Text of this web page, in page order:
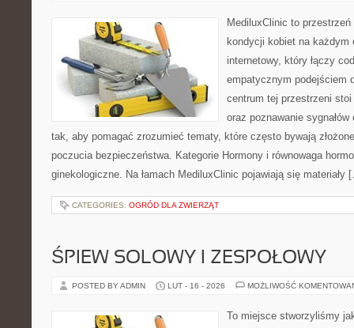
MediluxClinic to
kondycji kobiet na każdym
internetowy, który łączy
empatycznym podejściem
centrum tej przestrzeni
oraz poznawanie
tak, aby pomagać zrozumieć tematy, które często bywają
poczucia bezpieczeństwa. Kategorie Hormony i równowaga
ginekologiczne. Na łamach MediluxClinic pojawiają się materiały
CATEGORIES: OGRÓD DLA ZWIERZĄT
ŚPIEW SOLOWY I ZESPOŁOWY
POSTED BY ADMIN LUT - 16 - 2026 MOŻLIWOŚĆ
To miejsce stworzyliśmy